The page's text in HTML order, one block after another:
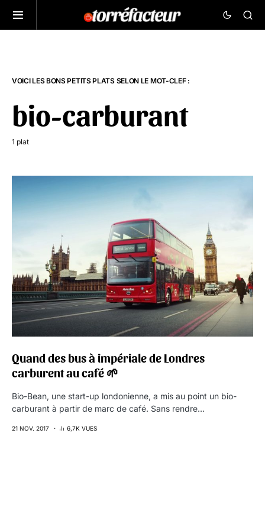
VOICI LES BONS PETITS PLATS SELON LE MOT-CLEF :
bio-carburant
1 plat
Quand des bus à impériale de Londres
carburent au café 🌱
Bio-Bean, une start-up londonienne, a mis au point un bio-
carburant à partir de marc de café. Sans rendre…
21 NOV. 2017 6,7K VUES